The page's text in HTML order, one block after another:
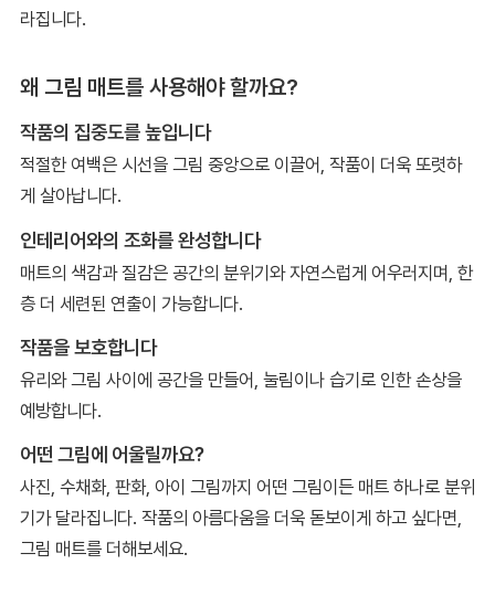
라집니다.
왜 그림 매트를 사용해야 할까요?
작품의 집중도를 높입니다
적절한 여백은 시선을 그림 중앙으로 이끌어, 작품이 더욱 또렷하
게 살아납니다.
인테리어와의 조화를 완성합니다
매트의 색감과 질감은 공간의 분위기와 자연스럽게 어우러지며, 한
층 더 세련된 연출이 가능합니다.
작품을 보호합니다
유리와 그림 사이에 공간을 만들어, 눌림이나 습기로 인한 손상을
예방합니다.
어떤 그림에 어울릴까요?
사진, 수채화, 판화, 아이 그림까지 어떤 그림이든 매트 하나로 분위
기가 달라집니다. 작품의 아름다움을 더욱 돋보이게 하고 싶다면,
그림 매트를 더해보세요.